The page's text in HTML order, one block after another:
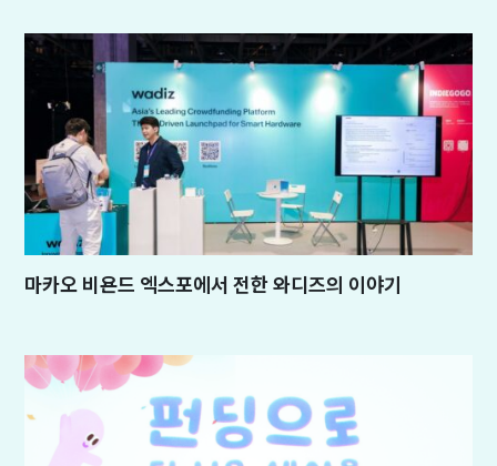
마카오 비욘드 엑스포에서 전한 와디즈의 이야기